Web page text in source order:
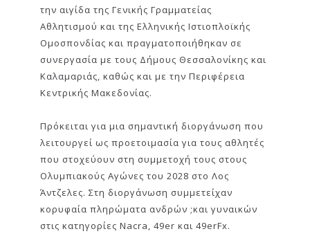
την αιγίδα της Γενικής Γραμματείας
Αθλητισμού και της Ελληνικής Ιστιοπλοϊκής
Ομοσπονδίας και πραγματοποιήθηκαν σε
συνεργασία με τους Δήμους Θεσσαλονίκης και
Καλαμαριάς, καθώς και με την Περιφέρεια
Κεντρικής Μακεδονίας.
Πρόκειται για μια σημαντική διοργάνωση που
λειτουργεί ως προετοιμασία για τους αθλητές
που στοχεύουν στη συμμετοχή τους στους
Ολυμπιακούς Αγώνες του 2028 στο Λος
Άντζελες. Στη διοργάνωση συμμετείχαν
κορυφαία πληρώματα ανδρών ;και γυναικών
στις κατηγορίες Nacra, 49er και 49erFx.